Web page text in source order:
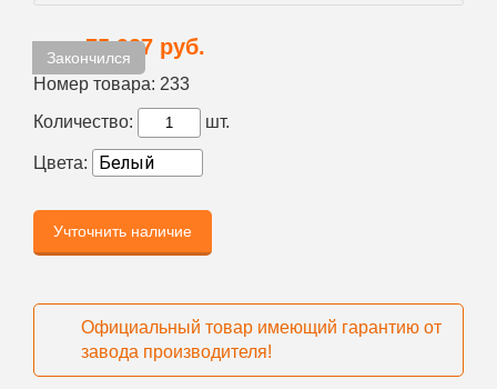
Закончился
Цена: 75 987 руб.
Номер товара: 233
Количество:
шт.
Цвета:
Учточнить наличие
Официальный товар имеющий гарантию от
завода производителя!